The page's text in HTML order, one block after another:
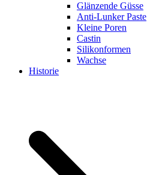
Glänzende Güsse
Anti-Lunker Paste
Kleine Poren
Castin
Silikonformen
Wachse
Historie